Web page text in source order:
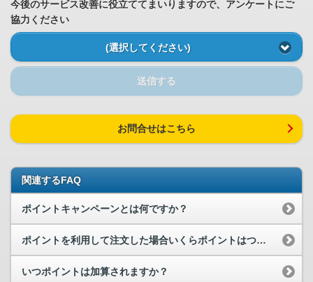
今後のサービス改善に役立ててまいりますので、アンケートにご
協力ください
(選択してください)
送信する
お問合せはこちら
関連するFAQ
ポイントキャンペーンとは何ですか？
ポイントを利用して注文した場合いくらポイントはつきますか？
いつポイントは加算されますか？